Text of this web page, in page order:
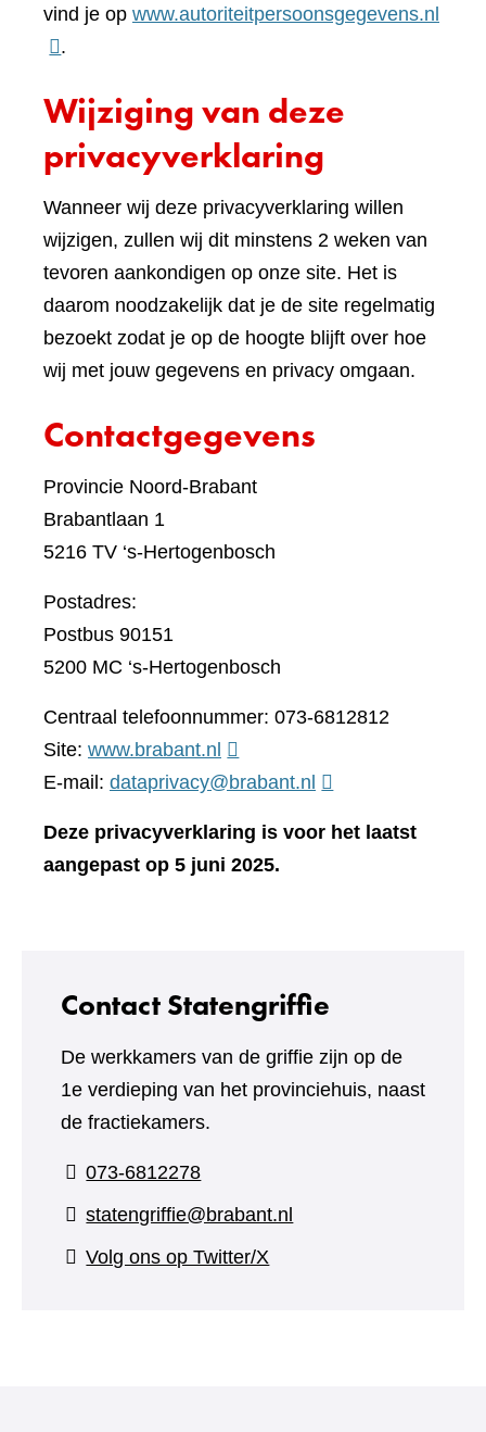
vind je op www.autoriteitpersoonsgegevens.nl
.
Wijziging van deze
privacyverklaring
Wanneer wij deze privacyverklaring willen
wijzigen, zullen wij dit minstens 2 weken van
tevoren aankondigen op onze site. Het is
daarom noodzakelijk dat je de site regelmatig
bezoekt zodat je op de hoogte blijft over hoe
wij met jouw gegevens en privacy omgaan.
Contactgegevens
Provincie Noord-Brabant
Brabantlaan 1
5216 TV ‘s-Hertogenbosch
Postadres:
Postbus 90151
5200 MC ‘s-Hertogenbosch
Centraal telefoonnummer: 073-6812812
Site: www.brabant.nl (verwijst
naar
andere
E-mail: dataprivacy@brabant.nl
Deze privacyverklaring is voor het laatst
aangepast op 5 juni 2025.
Contact Statengriffie
De werkkamers van de griffie zijn op de
1e verdieping van het provinciehuis, naast
de fractiekamers.
073-6812278
statengriffie@brabant.nl
Volg ons op Twitter/X